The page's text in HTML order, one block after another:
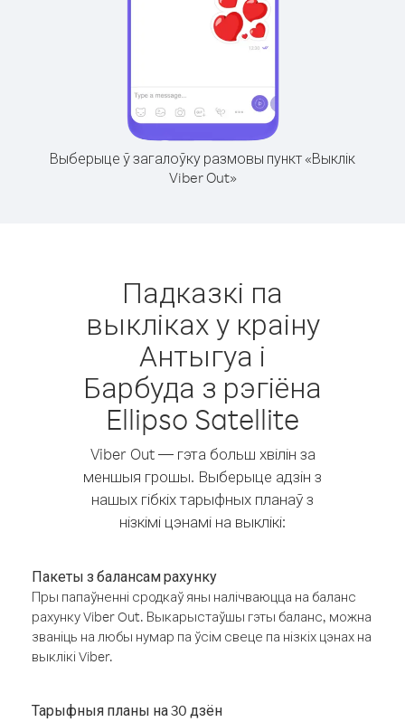
Выберыце ў загалоўку размовы пункт «Выклік
Viber Out»
Падказкі па
выкліках у краіну
Антыгуа і
Барбуда з рэгіёна
Ellipso Satellite
Viber Out — гэта больш хвілін за
меншыя грошы. Выберыце адзін з
нашых гібкіх тарыфных планаў з
нізкімі цэнамі на выклікі:
Пакеты з балансам рахунку
Пры папаўненні сродкаў яны налічваюцца на баланс
рахунку Viber Out. Выкарыстаўшы гэты баланс, можна
званіць на любы нумар па ўсім свеце па нізкіх цэнах на
выклікі Viber.
Тарыфныя планы на 30 дзён